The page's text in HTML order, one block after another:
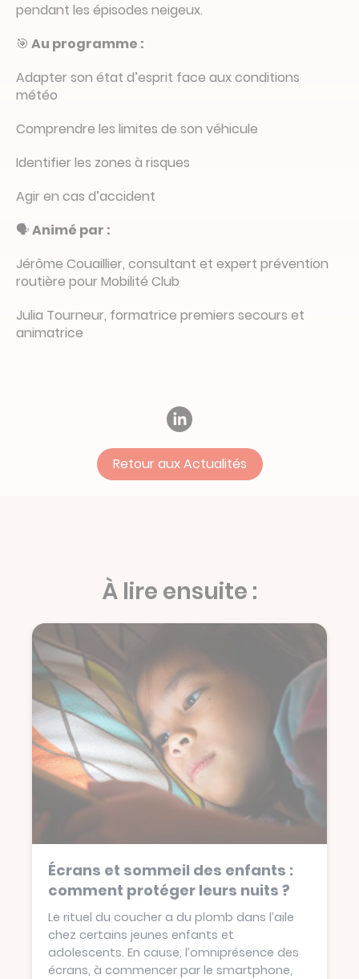
pendant les épisodes neigeux.
🎯 Au programme :
Adapter son état d’esprit face aux conditions
météo
Comprendre les limites de son véhicule
Identifier les zones à risques
Agir en cas d’accident
🗣️Animé par :
Jérôme Couaillier, consultant et expert prévention
routière pour Mobilité Club
Julia Tourneur, formatrice premiers secours et
animatrice
Retour aux Actualités
À lire ensuite :
Écrans et sommeil des enfants :
comment protéger leurs nuits ?
Le rituel du coucher a du plomb dans l’aile
chez certains jeunes enfants et
adolescents. En cause, l’omniprésence des
écrans, à commencer par le smartphone,